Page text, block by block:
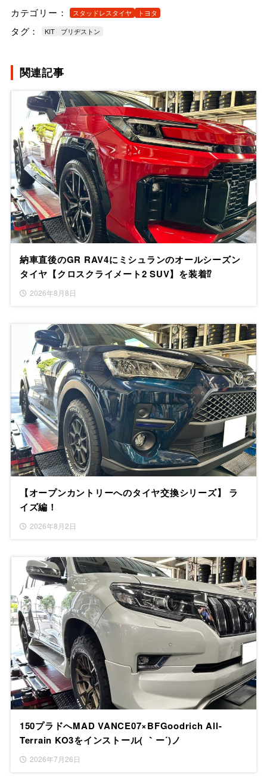
カテゴリー： スタッドレスタイヤ トヨタ
タグ： KIT ブリヂストン
関連記事
納車直後のGR RAV4にミシュランのオールシーズン
タイヤ【クロスクライメート2 SUV】を装着⁉
2026年8月8日
【オープンカントリーへのタイヤ交換シリーズ】 ラ
イズ編！
2026年8月2日
150プラドへMAD VANCE07×BFGoodrich All-
Terrain KO3をインストール( ｀ー´)ノ
2026年7月26日